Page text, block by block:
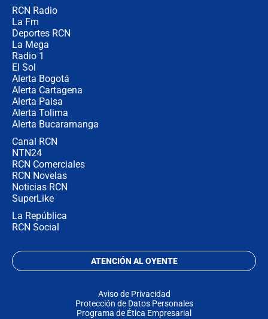
RCN Radio
La Fm
Deportes RCN
La Mega
Radio 1
El Sol
Alerta Bogotá
Alerta Cartagena
Alerta Paisa
Alerta Tolima
Alerta Bucaramanga
Canal RCN
NTN24
RCN Comerciales
RCN Novelas
Noticias RCN
SuperLike
La República
RCN Social
ATENCIÓN AL OYENTE
Aviso de Privacidad
Protección de Datos Personales
Programa de Ética Empresarial